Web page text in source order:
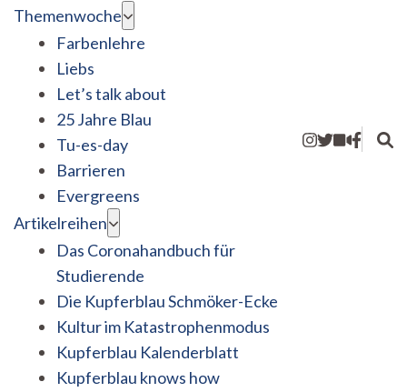
Themenwoche
Farbenlehre
Liebs
Let’s talk about
25 Jahre Blau
Tu-es-day
Barrieren
Evergreens
Artikelreihen
Das Coronahandbuch für
Studierende
Die Kupferblau Schmöker-Ecke
Kultur im Katastrophenmodus
Kupferblau Kalenderblatt
Kupferblau knows how